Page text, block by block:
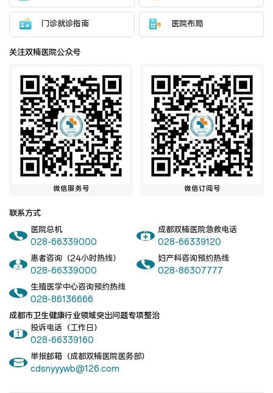
门诊就诊指南 医院布局
关注双楠医院公众号
微信服务号 微信订阅号
联系方式
医院总机
028-66339000
成都双楠医院急救电话
028-66339120
患者咨询（24小时热线）
028-66339000
妇产科咨询预约热线
028-86307777
生殖医学中心咨询预约热线
028-86136666
成都市卫生健康行业领域突出问题专项整治
投诉电话（工作日）
028-66339160
举报邮箱（成都双楠医院医务部）
cdsnyyywb@126.com